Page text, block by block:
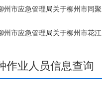
州市应急管理局关于柳州市同
州市应急管理局关于柳州市花
作业人员信息查询